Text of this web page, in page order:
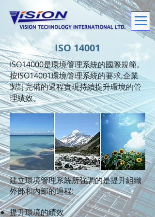
ISO 14001
ISO14000是環境管理系統的國際規範。
按ISO14001環境管理系統的要求,企業
製訂完備的過程實現持續提升環境的管
理績效。
建立環境管理系統所強調的是提升組織
外部和內部的過程:
提升環境的績效